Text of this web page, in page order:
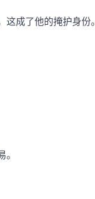
成了他的掩护身份。